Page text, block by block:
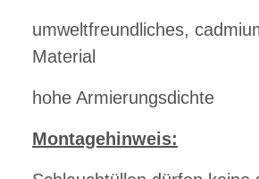
umweltfreundliches,
Material
hohe Armierungsdichte
Montagehinweis: